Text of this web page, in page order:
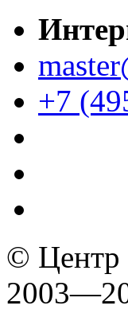
+7
© Центр